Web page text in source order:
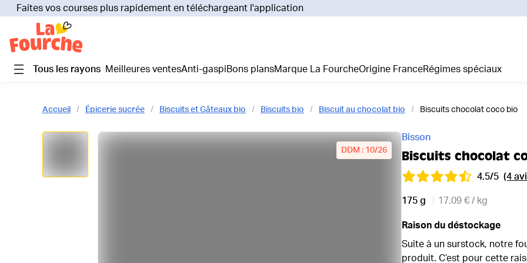
Faites vos courses plus rapidement en téléchargeant l'application
Nos
Je
Tous les rayons Meilleures ventes Anti-gaspi Bons plans Marque La Fourche Origine France Régimes spéciaux
Accueil Épicerie sucrée Biscuits et Gâteaux bio Biscuits bio Biscuit au chocolat bio Biscuits chocolat coco bio
Bisson
Biscuits chocolat
4.5/5 (4
175 g 17,09 € / kg
Raison du déstockage
Suite à un surstock, notre
produit. C’est pour cette
DDM : 10/26